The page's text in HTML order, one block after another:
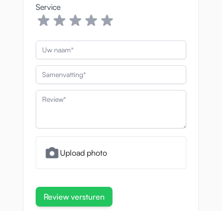
Service
Uw naam
Samenvatting
Review
Upload photo
Review versturen